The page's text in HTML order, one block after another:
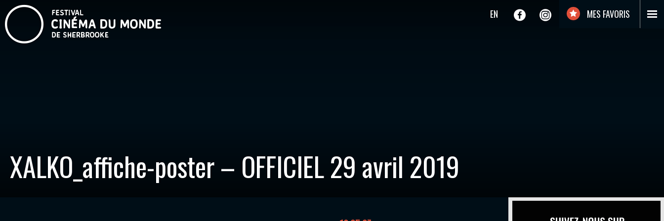
EN MES FAVORIS
XALKO_affiche-poster – OFFICIEL 29 avril 2019